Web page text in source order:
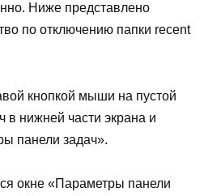
Ниже представлено
по отключению папки recent
кнопкой мыши на пустой
в нижней части экрана и
панели задач».
окне «Параметры панели